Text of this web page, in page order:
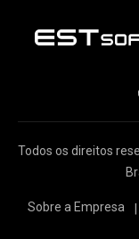
Todos os direitos
Sobre a Empresa